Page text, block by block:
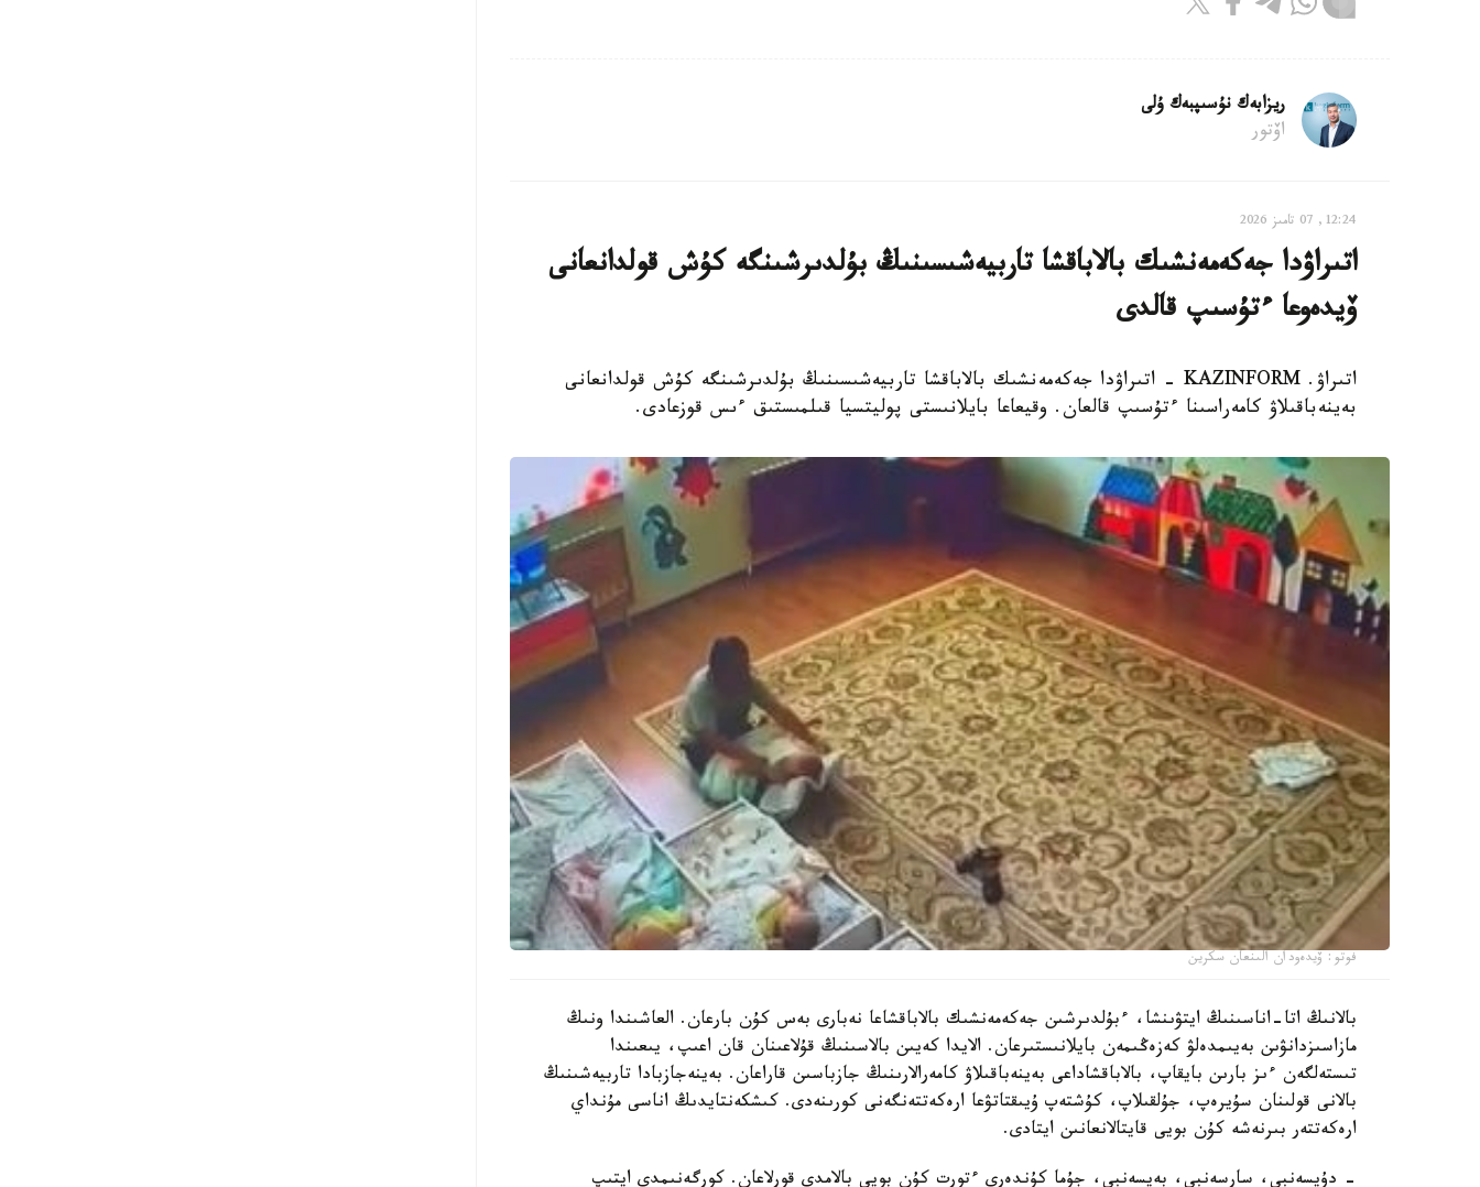
ريزابەك نۇسىپبەك ۇلى
اۆتور
12:24, 07 تامىز 2026
اتىراۋدا جەكەمەنشىك بالاباقشا تاربيەشىسىنىڭ بۇلدىرشىنگە كۇش قولدانعانى
ۆيدەوعا ءتۇسىپ قالدى
اتىراۋ. KAZINFORM - اتىراۋدا جەكەمەنشىك بالاباقشا تاربيەشىسىنىڭ بۇلدىرشىنگە كۇش قولدانعانى
بەينەباقىلاۋ كامەراسىنا ءتۇسىپ قالعان. وقيعاعا بايلانىستى پوليتسيا قىلمىستىق ءىس قوزعادى.
فوتو: ۆيدەودان الىنعان سكرين
بالانىڭ اتا-اناسىنىڭ ايتۋىنشا، ءبۇلدىرشىن جەكەمەنشىك بالاباقشاعا نەبارى بەس كۇن بارعان. العاشىندا ونىڭ
مازاسىزدانۋىن بەيىمدەلۋ كەزەڭىمەن بايلانىستىرعان. الايدا كەيىن بالاسىنىڭ قۇلاعىنان قان اعىپ، يىعىندا
تىستەلگەن ءىز بارىن بايقاپ، بالاباقشاداعى بەينەباقىلاۋ كامەرالارىنىڭ جازباسىن قاراعان. بەينەجازبادا تاربيەشىنىڭ
بالانى قولىنان سۇيرەپ، جۇلقىلاپ، كۇشتەپ ۇيىقتاتۋعا ارەكەتتەنگەنى كورىنەدى. كىشكەنتايدىڭ اناسى مۇنداي
ارەكەتتەر بىرنەشە كۇن بويى قايتالانعانىن ايتادى.
- دۇيسەنبى، سارسەنبى، بەيسەنبى، جۇما كۇندەرى ءتورت كۇن بويى بالامدى قورلاعان. كورگەنىمدى ايتىپ